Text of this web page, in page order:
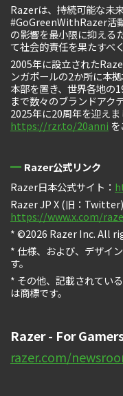
Razerは、持続可能な未
#GoGreenWithRazer活
の影響を最小限に抑える
て社会的責任を果たすべ
2005年に設立された
ンガポールの2か所に本
本部を置き、世界各地の
まで数々のブランドアク
2025年に20周年を迎え
https://rzr.to/20anni
Razer公式リンク
Razer日本公式サイト：
Razer JP X (旧：Twitter)
https://www.x.com/
* ©2026 Razer Inc. All
* 仕様、および、デザイ
す。
* その他、記載されてい
は商標です。
Razer - For
razer.com/